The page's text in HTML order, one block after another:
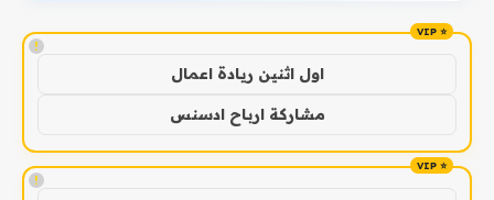
!
اول اثنين ريادة اعمال
مشاركة ارباح ادسنس
!